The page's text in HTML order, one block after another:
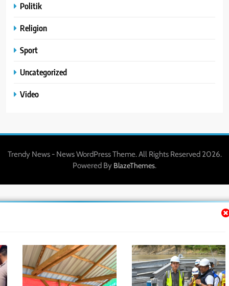
Politik
Religion
Sport
Uncategorized
Video
Trendy News - News WordPress Theme. All Rights Reserved 2026.
Powered By BlazeThemes.